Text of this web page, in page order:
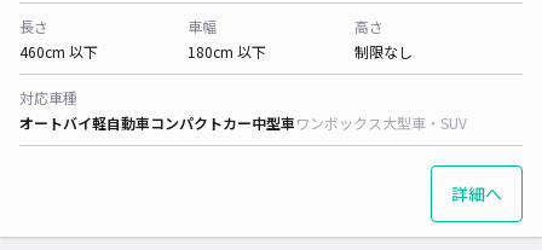
長さ
460cm 以下
車幅
180cm 以下
高さ
制限なし
対応車種
オートバイ軽自動車コンパクトカー中型車ワンボックス大型車・SUV
詳細へ